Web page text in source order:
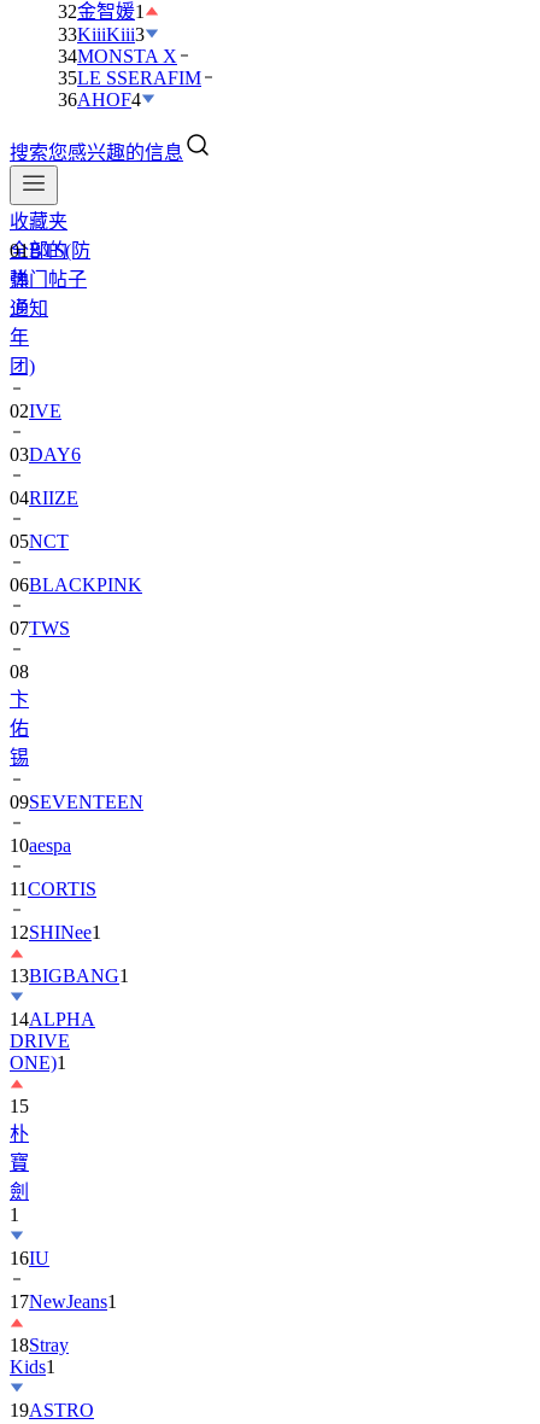
32金智媛1
33KiiiKiii3
34MONSTA X
35LE SSERAFIM
36AHOF4
搜索您感兴趣的信息
收藏夹
全部的
热门帖子
通知
01BTS(防
弹
少
年
团)
02IVE
03DAY6
04RIIZE
05NCT
06BLACKPINK
07TWS
08
卞
佑
锡
09SEVENTEEN
10aespa
11CORTIS
12SHINee1
13BIGBANG1
14ALPHA
DRIVE
ONE)1
15
朴
寶
劍
1
16IU
17NewJeans1
18Stray
Kids1
19ASTRO